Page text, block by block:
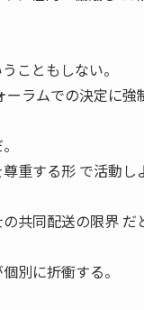
こともしない。
ラムでの決定に強
重する形 で活動し
共同配送の限界 だ
別に折衝する。